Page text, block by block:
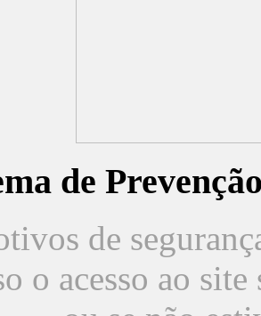
de
de
o acesso ao